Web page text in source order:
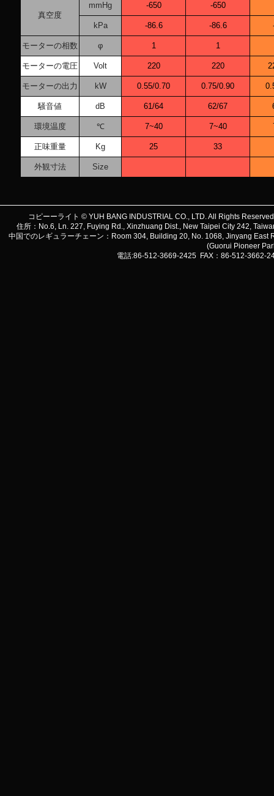
真空度
mmHg -650 -650
kPa -86.6 -86.6
モーターの相数 φ 1 1
モーターの電圧 Volt 220 220
モーターの出力 kW 0.55/0.70 0.75/0.90
騒音値 dB 61/64 62/67
環境温度 ℃ 7~40 7~40
正味重量 Kg 25 33
外観寸法 Size
コピーーライト © YUH BANG INDUSTRIAL CO., LTD. All Rights
住所：No.6, Ln. 227, Fuying Rd., Xinzhuang Dist., New Taipei City 242,
中国でのレギュラーチェーン：Room 304, Building 20, No. 1068, Jinyang
(Guorui Pioneer
電話:86-512-3669-2425 FAX：86-512-3662-